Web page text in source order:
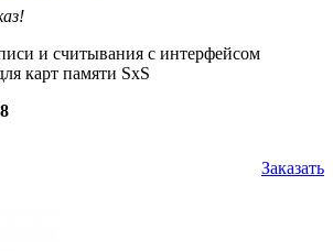
и считывания с интерфейсом
карт памяти SxS
Заказать